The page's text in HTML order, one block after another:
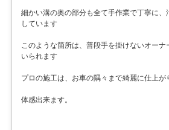
細かい溝の奥の部分も全て手作業で丁寧に、
しています
このような箇所は、普段手を掛けないオーナ
いられます
プロの施工は、お車の隅々まで綺麗に仕上が
体感出来ます。